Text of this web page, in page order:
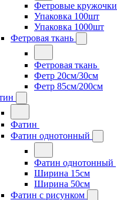
Фетровые кружочки
Упаковка 100шт
Упаковка 1000шт
Фетровая ткань
Фетровая ткань
Фетр 20см/30см
Фетр 85см/200см
Фатин
Фатин однотонный
Фатин однотонный
Ширина 15см
Ширина 50см
Фатин с рисунком